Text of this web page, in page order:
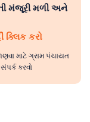
મંજૂરી મળી અને
ક્લિક કરો
માટે ગ્રામ પંચાયત
કરવો